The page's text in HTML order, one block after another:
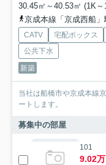
30.45㎡～40.53㎡ (1K
京成本線「京成西船
CATV 宅配ボックス
公共下水
新築
当社は船橋市や京成本線
ートします。
募集中の部屋
101
9.02万